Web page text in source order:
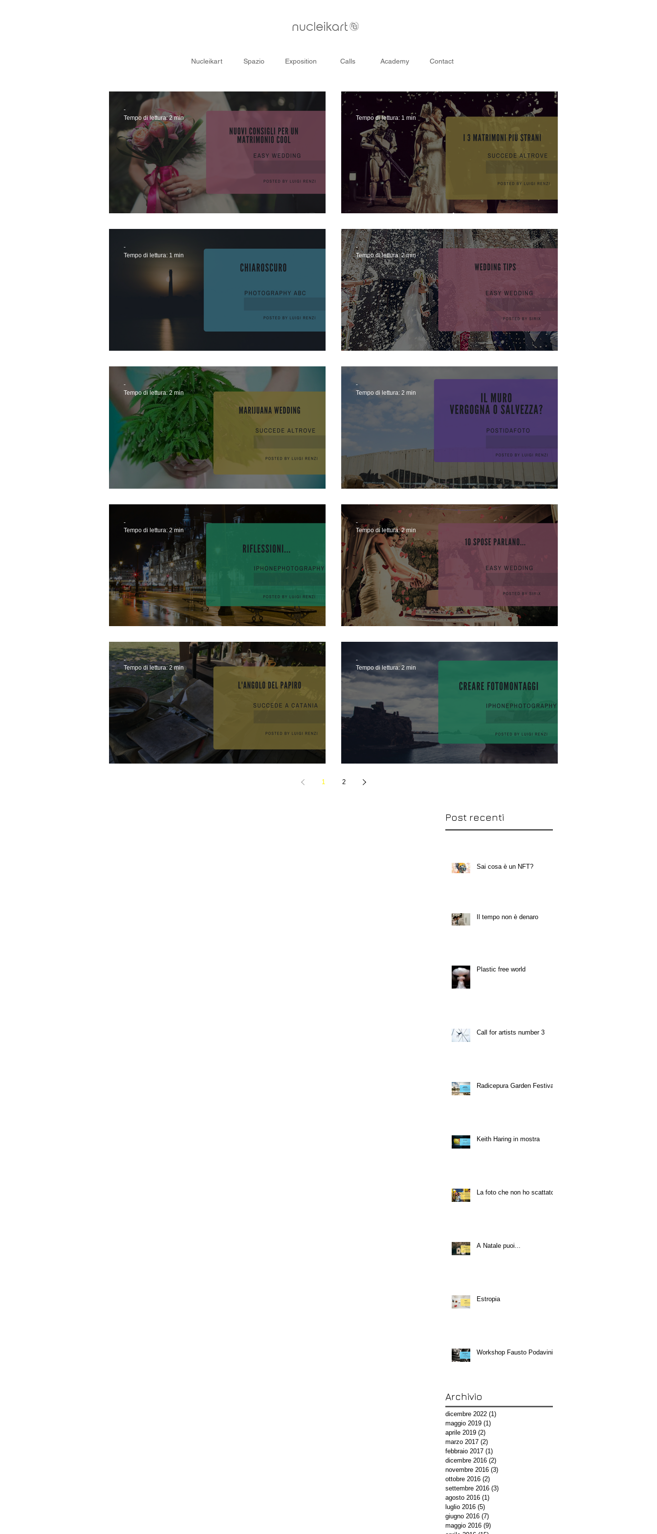
Nucleikart Spazio Exposition Calls Academy Contact
Nuova sezione sul sito...
-
Tempo di lettura: 2 min
I 3 matrimoni più strani
-
Tempo di lettura: 1 min
Chiaroscuro
-
Tempo di lettura: 1 min
Wedding tips
-
Tempo di lettura: 2 min
Marijuana Wedding
-
Tempo di lettura: 2 min
Il Muro
-
Tempo di lettura: 2 min
Riflessioni...
-
Tempo di lettura: 2 min
10 spose parlano...
-
Tempo di lettura: 2 min
L'angolo del papiro
-
Tempo di lettura: 2 min
Creare fotomontaggi
-
Tempo di lettura: 2 min
1 2
Post recenti
Sai cosa è un NFT?
Il tempo non è denaro
Plastic free world
Call for artists number 3
Radicepura Garden Festival
Keith Haring in mostra
La foto che non ho scattato
A Natale puoi...
Estropia
Workshop Fausto Podavini
Archivio
dicembre 2022 (1)
maggio 2019 (1)
aprile 2019 (2)
marzo 2017 (2)
febbraio 2017 (1)
dicembre 2016 (2)
novembre 2016 (3)
ottobre 2016 (2)
settembre 2016 (3)
agosto 2016 (1)
luglio 2016 (5)
giugno 2016 (7)
maggio 2016 (9)